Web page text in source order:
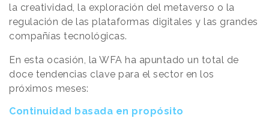
la creatividad, la exploración del metaverso o la
regulación de las plataformas digitales y las grandes
compañías tecnológicas.
En esta ocasión, la WFA ha apuntado un total de
doce tendencias clave para el sector en los
próximos meses:
Continuidad basada en propósito